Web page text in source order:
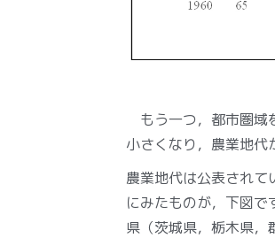
もう一つ，都市圏域
小さくなり，農業地代
農業地代は公表されて
にみたものが，下図
県（茨城県，栃木県